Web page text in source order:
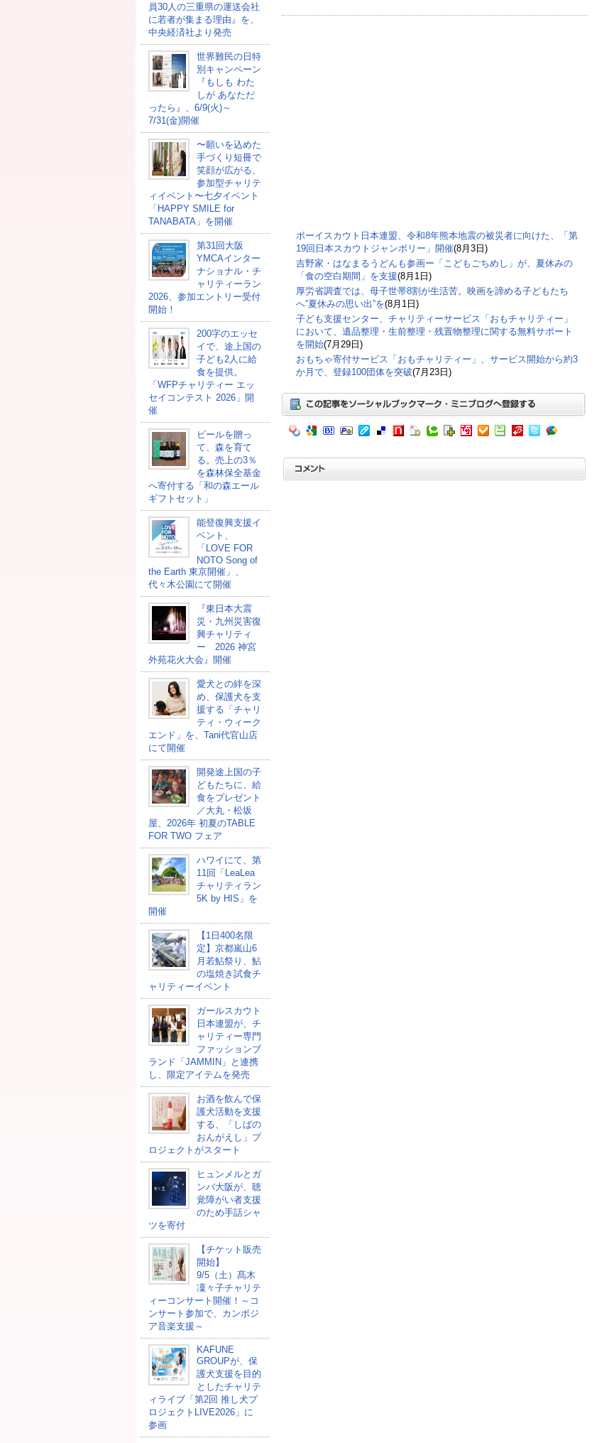
員30人の三重県の運送会社
に若者が集まる理由』を、
中央経済社より発売
世界難民の日特
別キャンペーン
『もしも わた
しが あなただ
ったら』、6/9(火)～
7/31(金)開催
〜願いを込めた
手づくり短冊で
笑顔が広がる、
参加型チャリテ
ィイベント〜七夕イベント
「HAPPY SMILE for
TANABATA」を開催
第31回大阪
YMCAインター
ナショナル・チ
ャリティーラン
2026、参加エントリー受付
開始！
200字のエッセ
イで、途上国の
子ども2人に給
食を提供。
「WFPチャリティー エッ
セイコンテスト 2026」開
催
ビールを贈っ
て、森を育て
る。売上の3％
を森林保全基金
へ寄付する「和の森エール
ギフトセット」
能登復興支援イ
ベント、
「LOVE FOR
NOTO Song of
the Earth 東京開催」、
代々木公園にて開催
『東日本大震
災・九州災害復
興チャリティ
ー 2026 神宮
外苑花火大会』開催
愛犬との絆を深
め、保護犬を支
援する「チャリ
ティ・ウィーク
エンド」を、Tani代官山店
にて開催
開発途上国の⼦
どもたちに、給
⾷をプレゼント
／大丸・松坂
屋、2026年 初夏のTABLE
FOR TWO フェア
ハワイにて、第
11回「LeaLea
チャリティラン
5K by HIS」を
開催
【1日400名限
定】京都嵐山6
月若鮎祭り、鮎
の塩焼き試食チ
ャリティーイベント
ガールスカウト
日本連盟が、チ
ャリティー専門
ファッションブ
ランド「JAMMIN」と連携
し、限定アイテムを発売
お酒を飲んで保
護犬活動を支援
する、「しばの
おんがえし」プ
ロジェクトがスタート
ヒュンメルとガ
ンバ大阪が、聴
覚障がい者支援
のため手話シャ
ツを寄付
【チケット販売
開始】
9/5（土）髙木
凜々子チャリテ
ィーコンサート開催！～コ
ンサート参加で、カンボジ
ア音楽支援～
KAFUNE
GROUPが、保
護犬支援を目的
としたチャリテ
ィライブ「第2回 推し犬プ
ロジェクトLIVE2026」に
参画
ボーイスカウト日本連盟、令和8年熊本地震の被災者に向けた、「第
19回日本スカウトジャンボリー」開催(8月3日)
吉野家・はなまるうどんも参画ー「こどもごちめし」が、夏休みの
「食の空白期間」を支援(8月1日)
厚労省調査では、母子世帯8割が生活苦。映画を諦める子どもたち
へ“夏休みの思い出”を(8月1日)
子ども支援センター、チャリティーサービス「おもチャリティー」
において、遺品整理・生前整理・残置物整理に関する無料サポート
を開始(7月29日)
おもちゃ寄付サービス「おもチャリティー」、サービス開始から約3
か月で、登録100団体を突破(7月23日)